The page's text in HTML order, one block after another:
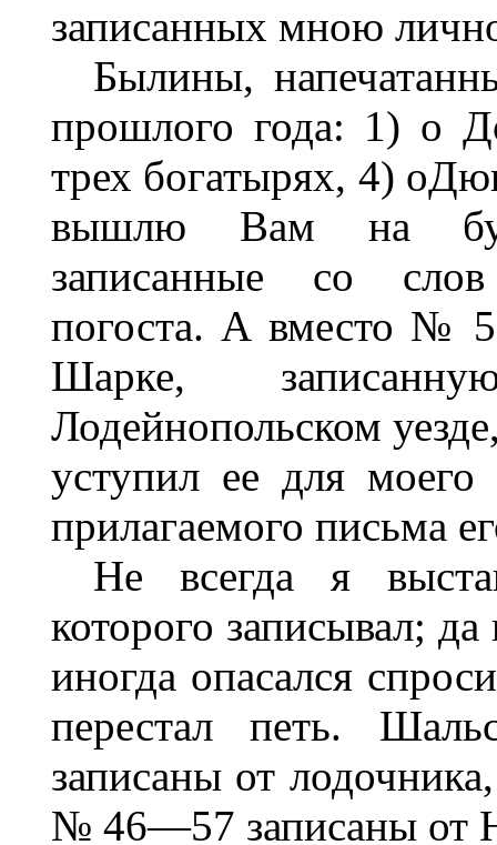
записанных мною
Былины,
прошлого года: 1) о
трех богатырях, 4)
вышлю Вам на
записанные со
погоста. А вместо №
Шарке,
Лодейнопольском
уступил ее для моего
прилагаемого письма
Не всегда я
которого записывал; да
иногда опасался
перестал петь.
записаны от
№ 46—57 записаны от